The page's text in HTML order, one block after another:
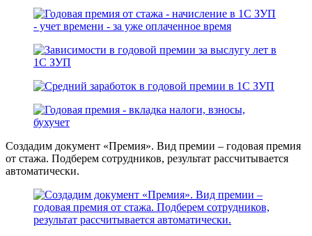
Создадим документ «Премия». Вид премии – годовая премия
от стажа. Подберем сотрудников, результат рассчитывается
автоматически.